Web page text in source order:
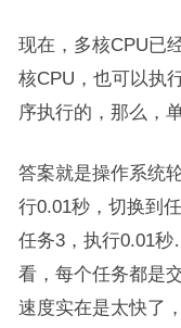
现在，多核CPU已
核CPU，也可以执
序执行的，那么，
答案就是操作系统
行0.01秒，切换到
任务3，执行0.01
看，每个任务都是
速度实在是太快了